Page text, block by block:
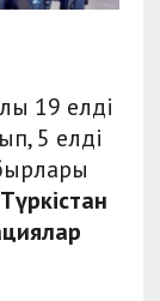
19 елді
5 елді